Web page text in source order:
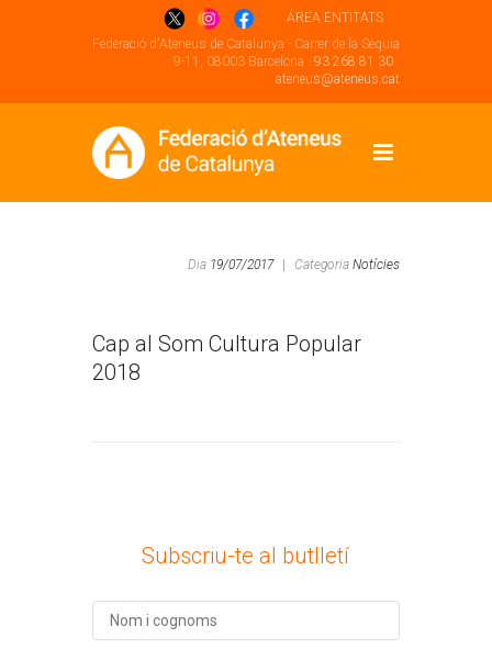
ÁREA ENTITATS
Federació d'Ateneus de Catalunya - Carrer de la Sèquia
9-11, 08003 Barcelona . 93 268 81 30 .
ateneus@ateneus.cat
Dia 19/07/2017 Categoria Notícies
Cap al Som Cultura Popular
2018
Subscriu-te al butlletí